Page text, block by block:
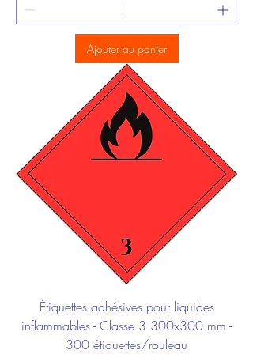
Ajouter au panier
Étiquettes adhésives pour liquides
inflammables - Classe 3 300x300 mm -
300 étiquettes/rouleau